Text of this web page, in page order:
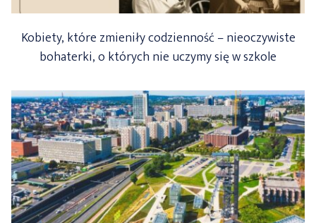
Kobiety, które zmieniły codzienność – nieoczywiste
bohaterki, o których nie uczymy się w szkole